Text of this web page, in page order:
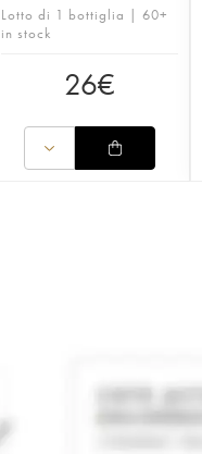
Lotto di 1 bottiglia | 60+
in stock
26€